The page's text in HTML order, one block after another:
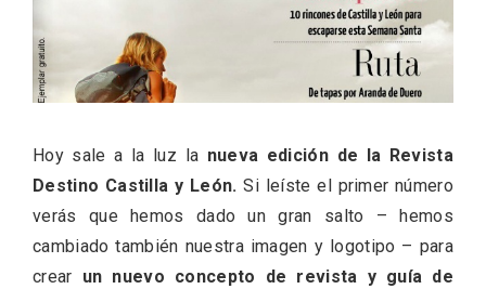
Hoy sale a la luz la nueva edición de la Revista
Destino Castilla y León. Si leíste el primer número
verás que hemos dado un gran salto – hemos
cambiado también nuestra imagen y logotipo – para
crear un nuevo concepto de revista y guía de